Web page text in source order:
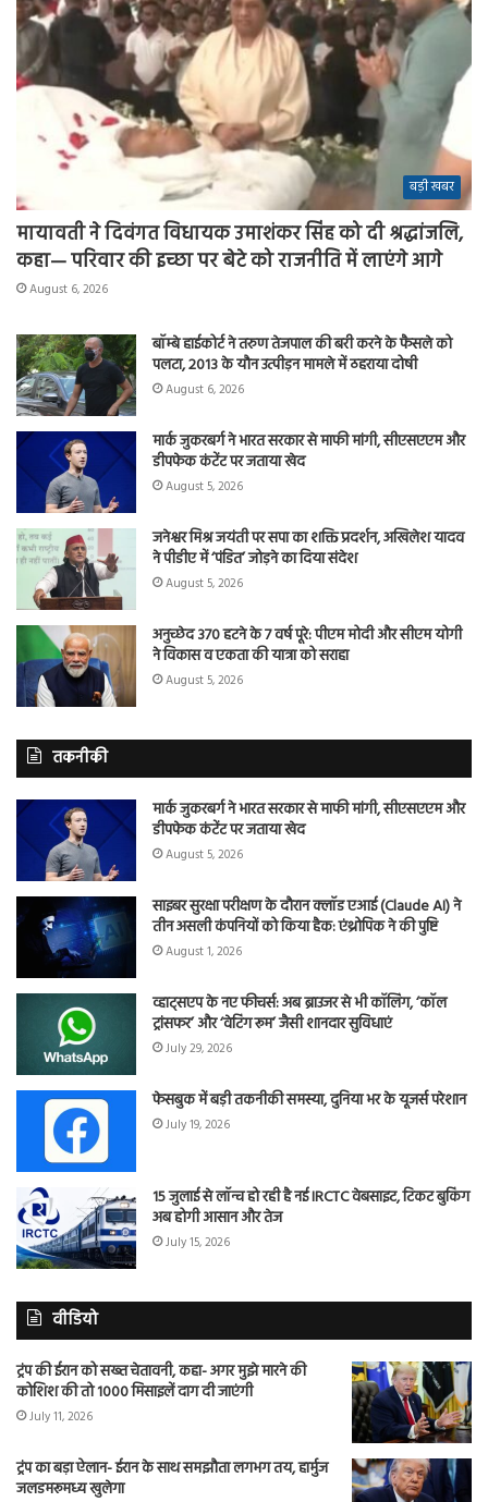
बड़ी खबर
मायावती ने दिवंगत विधायक उमाशंकर सिंह को दी श्रद्धांजलि,
कहा— परिवार की इच्छा पर बेटे को राजनीति में लाएंगे आगे
August 6, 2026
बॉम्बे हाईकोर्ट ने तरुण तेजपाल की बरी करने के फैसले को
पलटा, 2013 के यौन उत्पीड़न मामले में ठहराया दोषी
August 6, 2026
मार्क जुकरबर्ग ने भारत सरकार से माफी मांगी, सीएसएएम और
डीपफेक कंटेंट पर जताया खेद
August 5, 2026
जनेश्वर मिश्र जयंती पर सपा का शक्ति प्रदर्शन, अखिलेश यादव
ने पीडीए में ‘पंडित’ जोड़ने का दिया संदेश
August 5, 2026
अनुच्छेद 370 हटने के 7 वर्ष पूरे: पीएम मोदी और सीएम योगी
ने विकास व एकता की यात्रा को सराहा
August 5, 2026
तकनीकी
मार्क जुकरबर्ग ने भारत सरकार से माफी मांगी, सीएसएएम और
डीपफेक कंटेंट पर जताया खेद
August 5, 2026
साइबर सुरक्षा परीक्षण के दौरान क्लॉड एआई (Claude AI) ने
तीन असली कंपनियों को किया हैक: एंथ्रोपिक ने की पुष्टि
August 1, 2026
व्हाट्सएप के नए फीचर्स: अब ब्राउजर से भी कॉलिंग, ‘कॉल
ट्रांसफर’ और ‘वेटिंग रूम’ जैसी शानदार सुविधाएं
July 29, 2026
फेसबुक में बड़ी तकनीकी समस्या, दुनिया भर के यूजर्स परेशान
July 19, 2026
15 जुलाई से लॉन्च हो रही है नई IRCTC वेबसाइट, टिकट बुकिंग
अब होगी आसान और तेज
July 15, 2026
वीडियो
ट्रंप की ईरान को सख्त चेतावनी, कहा- अगर मुझे मारने की
कोशिश की तो 1000 मिसाइलें दाग दी जाएंगी
July 11, 2026
ट्रंप का बड़ा ऐलान- ईरान के साथ समझौता लगभग तय, हार्मुज
जलडमरूमध्य खुलेगा